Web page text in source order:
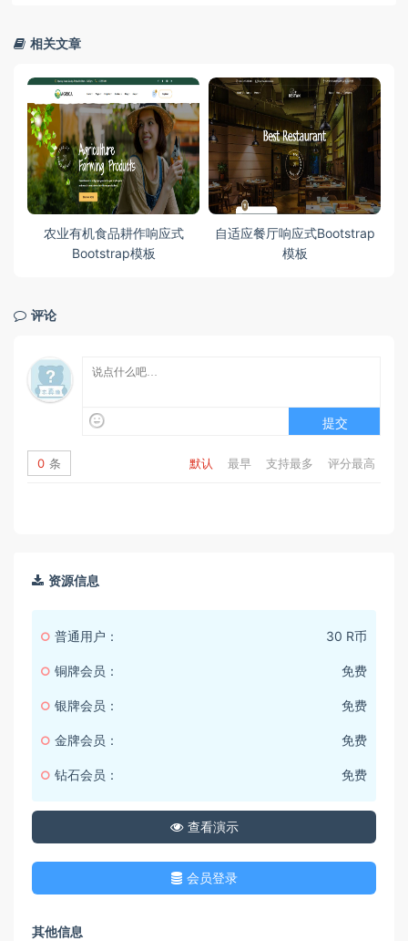
相关文章
农业有机食品耕作响应式
Bootstrap模板
自适应餐厅响应式Bootstrap
模板
评论
提交
默认 最早 支持最多 评分最高
0 条
资源信息
普通用户： 30 R币
铜牌会员： 免费
银牌会员： 免费
金牌会员： 免费
钻石会员： 免费
查看演示
会员登录
其他信息